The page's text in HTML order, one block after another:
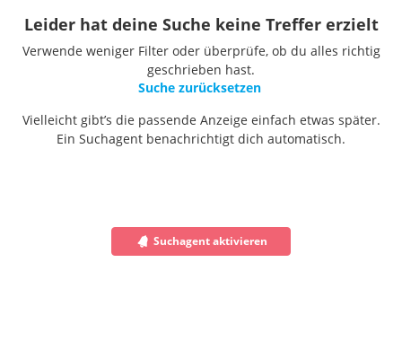
Leider hat deine Suche keine Treffer erzielt
Verwende weniger Filter oder überprüfe, ob du alles richtig
geschrieben hast.
Suche zurücksetzen
Vielleicht gibt’s die passende Anzeige einfach etwas später.
Ein Suchagent benachrichtigt dich automatisch.
Suchagent aktivieren